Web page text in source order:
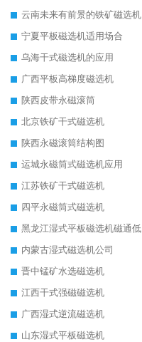
云南未来有前景的铁矿磁选机
宁夏平板磁选机适用场合
乌海干式磁选机的应用
广西平板高梯度磁选机
陕西皮带永磁滚筒
北京铁矿干式磁选机
陕西永磁滚筒结构图
运城永磁筒式磁选机应用
江苏铁矿干式磁选机
四平永磁筒式磁选机
黑龙江湿式平板磁选机磁通低
内蒙古湿式磁选机公司
晋中锰矿水选磁选机
江西干式强磁磁选机
广西湿式逆流磁选机
山东湿式平板磁选机